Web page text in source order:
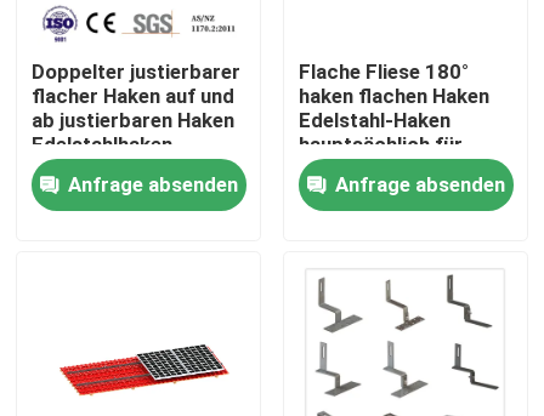
Haus
VR-Show
Doppelter justierbarer
flacher Haken auf und
ab justierbaren Haken
Edelstahlhaken
hauptsächlich für
EuropaAnfrage absenden
Flache Fliese 180°
haken flachen Haken
Edelstahl-Haken
hauptsächlich für
Europa
Anfrage absenden